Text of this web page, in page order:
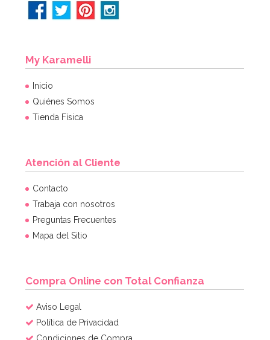
My Karamelli
Inicio
Quiénes Somos
Tienda Física
Atención al Cliente
Contacto
Trabaja con nosotros
Preguntas Frecuentes
Mapa del Sitio
Compra Online con Total Confianza
Aviso Legal
Política de Privacidad